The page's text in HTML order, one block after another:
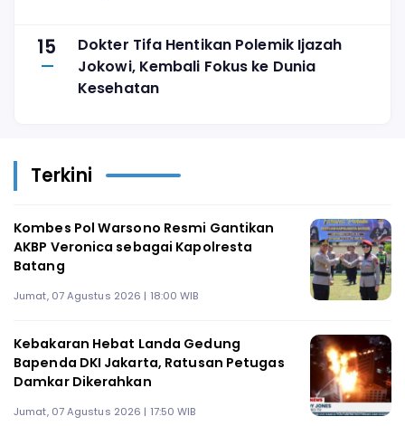
15
Dokter Tifa Hentikan Polemik Ijazah
Jokowi, Kembali Fokus ke Dunia
Kesehatan
Terkini
Kombes Pol Warsono Resmi Gantikan
AKBP Veronica sebagai Kapolresta
Batang
Jumat, 07 Agustus 2026 | 18:00 WIB
Kebakaran Hebat Landa Gedung
Bapenda DKI Jakarta, Ratusan Petugas
Damkar Dikerahkan
Jumat, 07 Agustus 2026 | 17:50 WIB